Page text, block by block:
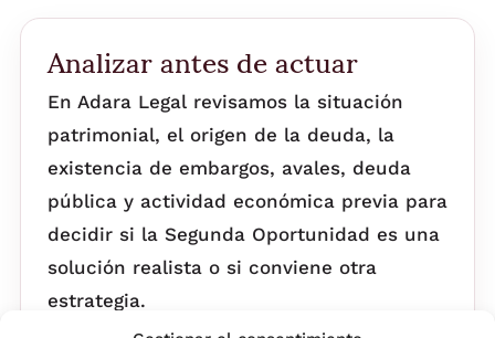
Analizar antes de actuar
En Adara Legal revisamos la situación
patrimonial, el origen de la deuda, la
existencia de embargos, avales, deuda
pública y actividad económica previa para
decidir si la Segunda Oportunidad es una
solución realista o si conviene otra
estrategia.